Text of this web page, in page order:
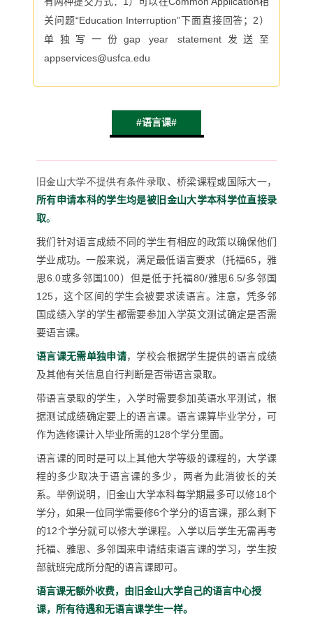
关问题“Education Interruption”下面直接回答； 2）
单独写一份 gap year statement发送至
appservices@usfca.edu
#语言课#
旧金山大学不提供有条件录取 、桥梁课程或国际大一，
所有申请本科的学生均是被旧金山大学本科学位直接录
取。
我们针对语言成绩不同的学生有相应的政策以确保他们
学业成功。一般来说，满足最低语言要求（托福65，雅
思6.0或多邻国100）但是低于托福80/雅思6.5/多邻国
125，这个区间的学生会被要求读语言。注意，凭多邻
国成绩入学的学生都需要参加入学英文测试确定是否需
要语言课。
语言课无需单独申请，学校会根据学生提供的语言成绩
及其他有关信息自行判断是否带语言录取。
带语言录取的学生，入学时需要参加英语水平测试，根
据测试成绩确定要上的语言课。语言课算毕业学分，可
作为选修课计入毕业所需的128个学分里面。
语言课的同时是可以上其他大学等级的课程的，大学课
程的多少取决于语言课的多少，两者为此消彼长的关
系。举例说明，旧金山大学本科每学期最多可以修18个
学分，如果一位同学需要修6个学分的语言课，那么剩下
的12个学分就可以修大学课程。入学以后学生无需再考
托福、雅思、多邻国来申请结束语言课的学习，学生按
部就班完成所分配的语言课即可。
语言课无额外收费，由 旧金山大学自己的语言中心授
课， 所有待遇和无语言课学生一样。